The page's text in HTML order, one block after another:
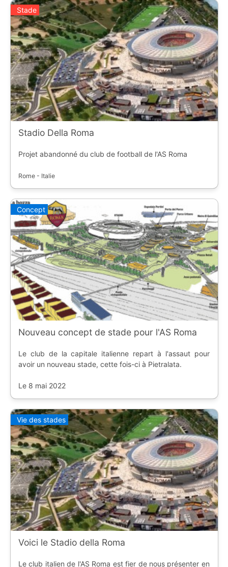
Stade
Stadio Della Roma
Projet abandonné du club de football de l'AS Roma
Rome - Italie
Concept
Nouveau concept de stade pour l'AS Roma
Le club de la capitale italienne repart à l'assaut pour
avoir un nouveau stade, cette fois-ci à Pietralata.
Le 8 mai 2022
Vie des stades
Voici le Stadio della Roma
Le club italien de l'AS Roma est fier de nous présenter en